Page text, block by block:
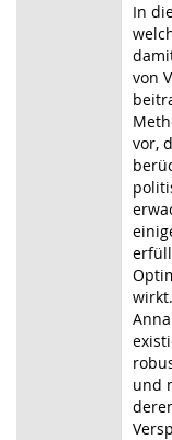
In
von
vor,
und